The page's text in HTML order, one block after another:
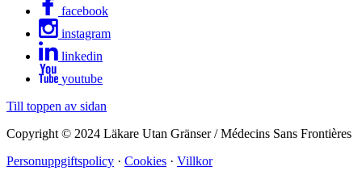
facebook
instagram
linkedin
youtube
Till toppen av sidan
Copyright © 2024 Läkare Utan Gränser / Médecins Sans Frontières
Personuppgiftspolicy · Cookies · Villkor